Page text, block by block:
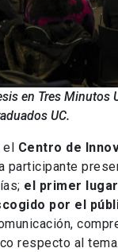
en Tres
UC.
Centro de
participante
el primer
por el
respecto al tema.